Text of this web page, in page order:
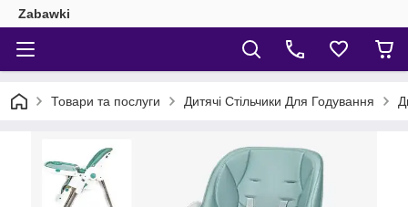
Zabawki
Товари та послуги Дитячі Стільчики Для Годування